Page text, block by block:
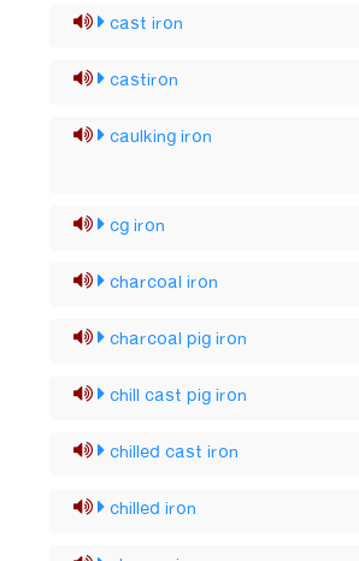
cast iron
castiron
caulking iron
cg iron
charcoal iron
charcoal pig iron
chill cast pig iron
chilled cast iron
chilled iron